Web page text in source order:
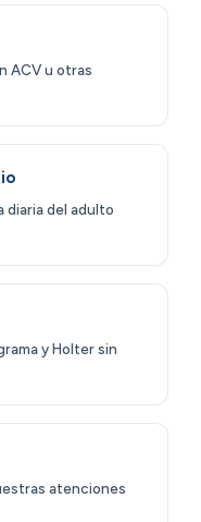
ACV u otras
diaria del adulto
y Holter sin
atenciones